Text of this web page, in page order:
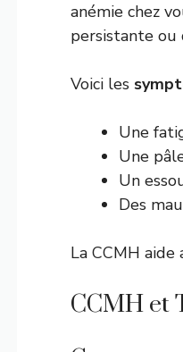
anémie chez
persistante ou
Voici les
Une
Une
Un
Des
La CCMH aide
CCMH et